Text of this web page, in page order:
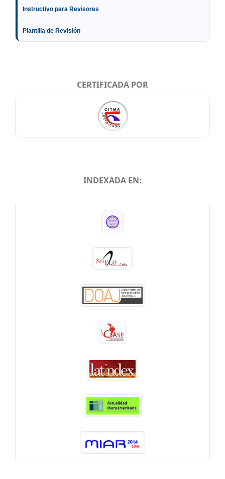
Instructivo para Revisores
Plantilla de Revisión
CERTIFICADA POR
INDEXADA EN: